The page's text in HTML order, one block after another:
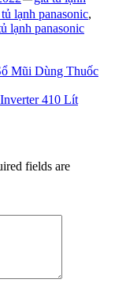
in
lạnh panasonic,
lạnh panasonic
Mũi Dùng Thuốc
410 Lít
fields are